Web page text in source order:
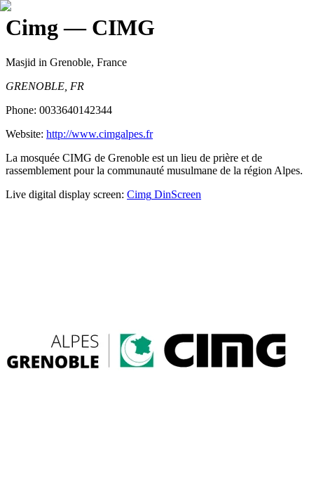
Cimg— CIMG
Masjid in Grenoble, France
GRENOBLE, FR
Phone: 0033640142344
Website: http://www.cimgalpes.fr
La mosquée CIMG de Grenoble est un lieu de prière et de
rassemblement pour la communauté musulmane de la région Alpes.
Live digital display screen: Cimg DinScreen